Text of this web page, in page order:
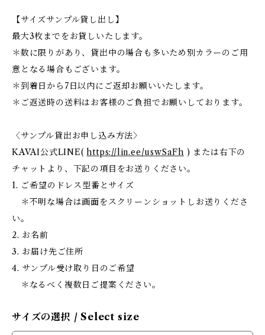
【サイズサンプル貸し出し】
最大3枚までをお貸しいたします。
＊数に限りがあり、貸出中の場合も多いため別カラーのご用
意となる場合もございます。
＊到着日から7日以内にご返却お願いいたします。
＊ご返送時の送料はお客様のご負担でお願いしております。
〈サンプル貸出お申し込み方法〉
KAVAI公式LINE(https://lin.ee/uswSaFh ) または右下の
チャットより、下記の項目をお送りください。
1. ご希望のドレス型番とサイズ
＊不明な場合は画面をスクリーンショットしお送りくださ
い。
2. お名前
3. お届け先ご住所
4. サンプル受け取り日のご希望
＊なるべく複数日ご提案ください。
サイズの選択 / Select size